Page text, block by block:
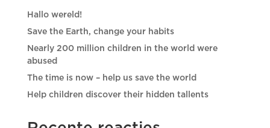
Hallo wereld!
Save the Earth, change your habits
Nearly 200 million children in the world were
abused
The time is now – help us save the world
Help children discover their hidden tallents